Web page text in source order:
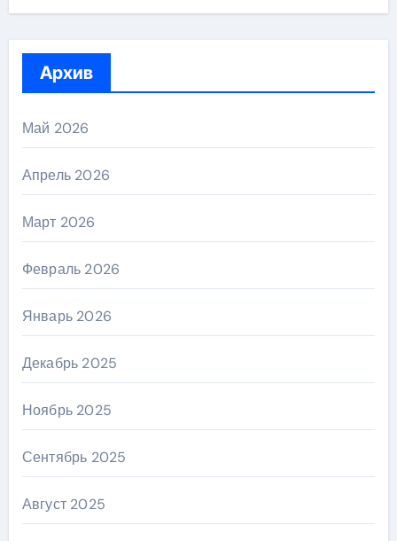
Архив
Май 2026
Апрель 2026
Март 2026
Февраль 2026
Январь 2026
Декабрь 2025
Ноябрь 2025
Сентябрь 2025
Август 2025